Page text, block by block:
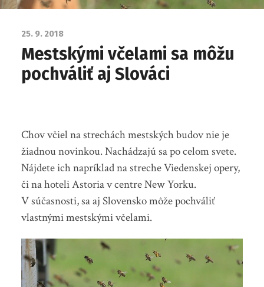
25. 9. 2018
Mestskými včelami sa môžu
pochváliť aj Slováci
Chov včiel na strechách mestských budov nie je
žiadnou novinkou. Nachádzajú sa po celom svete.
Nájdete ich napríklad na streche Viedenskej opery,
či na hoteli Astoria v centre New Yorku.
V súčasnosti, sa aj Slovensko môže pochváliť
vlastnými mestskými včelami.